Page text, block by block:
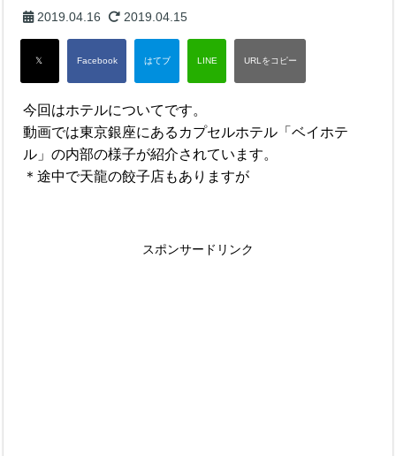
2019.04.16 2019.04.15
今回はホテルについてです。
動画では東京銀座にあるカプセルホテル「ベイホテ
ル」の内部の様子が紹介されています。
＊途中で天龍の餃子店もありますが
スポンサードリンク